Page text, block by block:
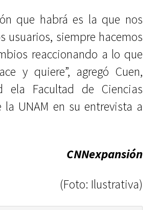
que habrá es la que nos
usuarios, siempre hacemos
reaccionando a lo que
y quiere”, agregó Cuen,
ela Facultad de Ciencias
la UNAM en su entrevista a
CNNexpansión
(Foto: Ilustrativa)